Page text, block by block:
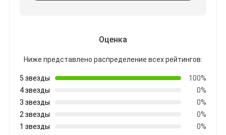
Клейкая лента ЛЮБИМЦА
Электрическая изоляционная панель
Оценка
Ниже представлено распределение всех рейтингов:
5 звезды
100%
4 звезды
0%
3 звезды
0%
2 звезды
0%
1 звезды
0%